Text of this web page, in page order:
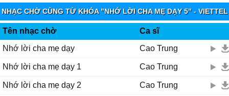
NHẠC CHỜ CÙNG TỪ KHÓA "NHỚ LỜI CHA MẸ DẠY 5" - VIETTEL
Tên nhạc chờ
Ca sĩ
Nhớ lời cha mẹ dạy
Cao Trung
Nhớ lời cha mẹ dạy 1 Cao Trung
Nhớ lời cha mẹ dạy 2 Cao Trung